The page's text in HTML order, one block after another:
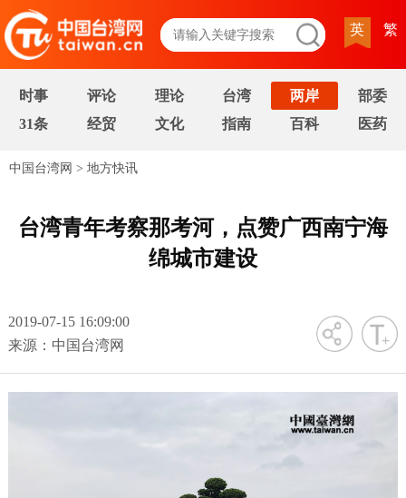
英 繁
时事 评论 理论 台湾 两岸
部委
31条
经贸 文化 指南 百科 医药
中国台湾网 > 地方快讯
台湾青年考察那考河，点赞广西南宁海
绵城市建设
2019-07-15 16:09:00
来源：中国台湾网
字号